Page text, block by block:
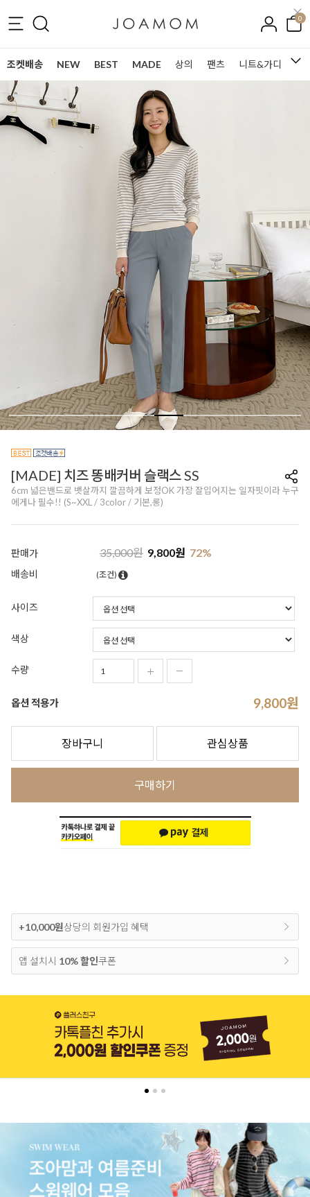
0
조켓배송 NEW BEST MADE 상의 팬츠 니트&가디건
[MADE] 치즈 똥배커버 슬랙스 SS
6cm 넓은밴드로 뱃살까지 깔끔하게 보정OK 가장 잘입어지는 일자핏이라 누구
에게나 필수!! (S~XXL / 3color / 기본,롱)
판매가 35,000원 9,800원 72%
배송비 (조건)
사이즈
색상
수량
옵션 적용가 9,800원
장바구니 관심상품
구매하기
+10,000원상당의 회원가입 혜택
앱 설치시 10% 할인쿠폰